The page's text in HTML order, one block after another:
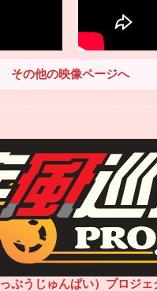
その他の映像ページへ
ぷうじゅんぱい）プロジ